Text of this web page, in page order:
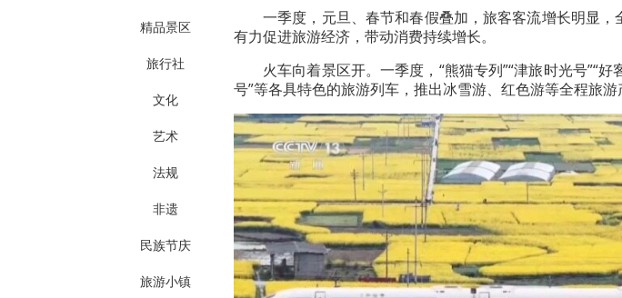
精品景区
旅行社
文化
艺术
法规
非遗
民族节庆
旅游小镇
一季度，元旦、春节和春假叠加，旅客客流增长明显，
有力促进旅游经济，带动消费持续增长。
火车向着景区开。一季度，“熊猫专列”“津旅时光号”“好
号”等各具特色的旅游列车，推出冰雪游、红色游等全程旅游